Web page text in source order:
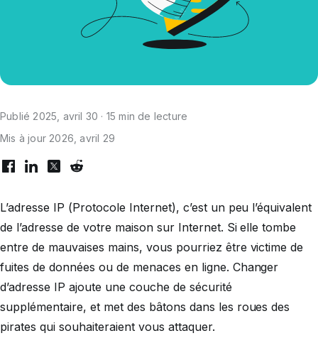
Publié 2025, avril 30 · 15 min de lecture
Mis à jour 2026, avril 29
L’adresse IP (Protocole Internet), c’est un peu l’équivalent
de l’adresse de votre maison sur Internet. Si elle tombe
entre de mauvaises mains, vous pourriez être victime de
fuites de données ou de menaces en ligne. Changer
d’adresse IP ajoute une couche de sécurité
supplémentaire, et met des bâtons dans les roues des
pirates qui souhaiteraient vous attaquer.